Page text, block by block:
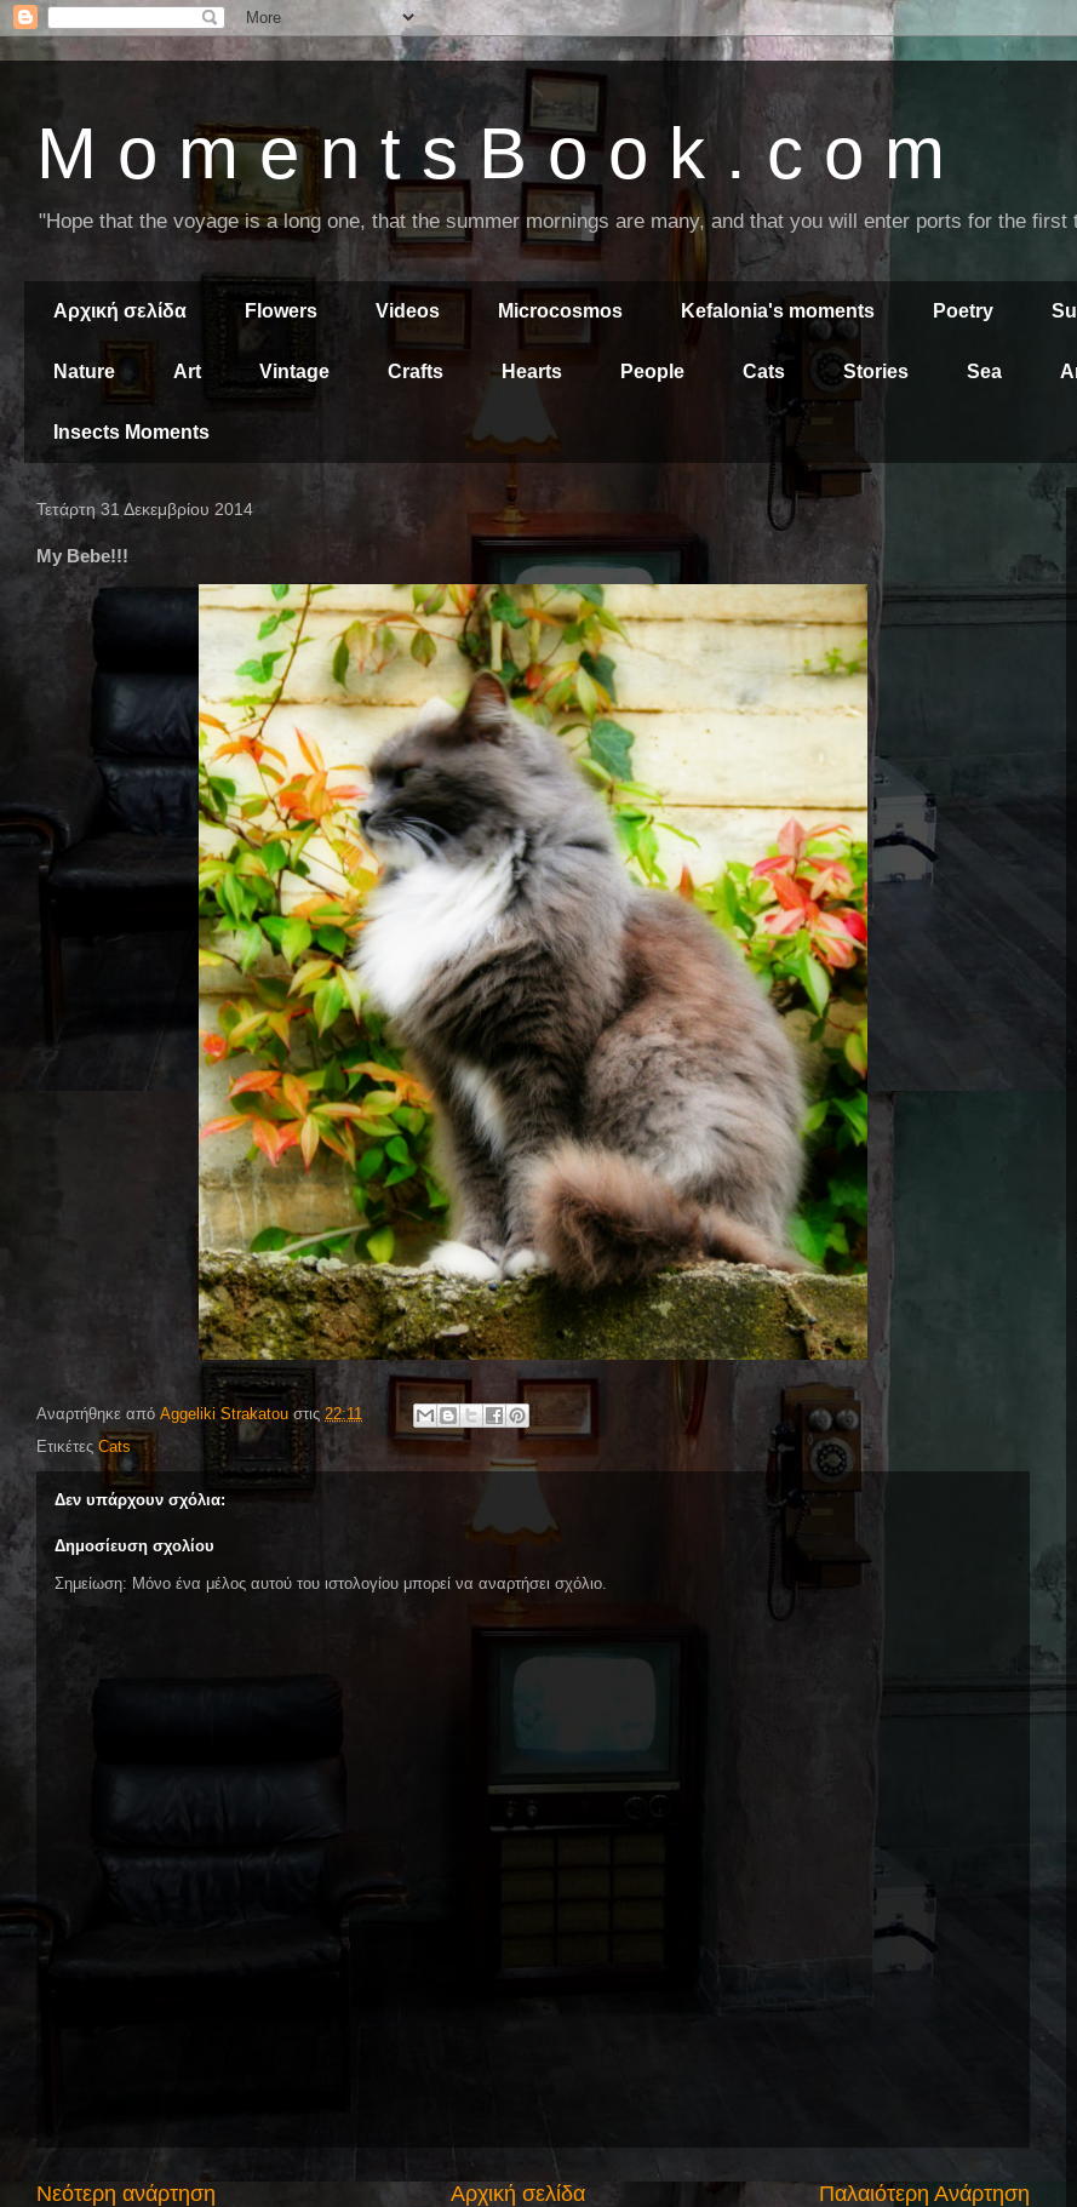
M o m e n t s B o o k . c o m
"Hope that the voyage is a long one, that the summer mornings are many, and that you will enter ports for the
Αρχική σελίδα Flowers Videos Microcosmos Kefalonia's moments Poetry
Nature Art Vintage Crafts Hearts People Cats Stories Sea
Insects Moments
Τετάρτη 31 Δεκεμβρίου 2014
My Bebe!!!
Αναρτήθηκε από Aggeliki Strakatou στις 22:11
Ετικέτες Cats
Δεν υπάρχουν σχόλια:
Δημοσίευση σχολίου
Σημείωση: Μόνο ένα μέλος αυτού του ιστολογίου μπορεί να αναρτήσει σχόλιο.
Νεότερη ανάρτηση Παλαιότερη Ανάρτηση
Αρχική σελίδα